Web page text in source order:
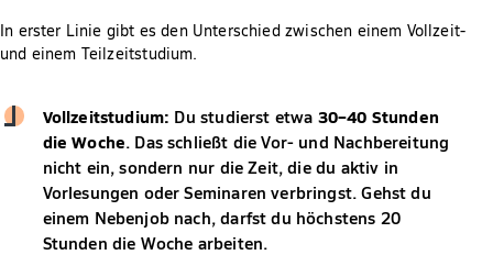
In erster Linie gibt es den Unterschied zwischen einem Vollzeit-
und einem Teilzeitstudium.
Vollzeitstudium: Du studierst etwa 30–40 Stunden
die Woche. Das schließt die Vor- und Nachbereitung
nicht ein, sondern nur die Zeit, die du aktiv in
Vorlesungen oder Seminaren verbringst. Gehst du
einem Nebenjob nach, darfst du höchstens 20
Stunden die Woche arbeiten.